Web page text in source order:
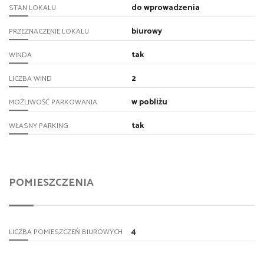
STAN LOKALU do wprowadzenia
PRZEZNACZENIE LOKALU biurowy
WINDA tak
LICZBA WIND 2
MOŻLIWOŚĆ PARKOWANIA w pobliżu
WŁASNY PARKING tak
POMIESZCZENIA
LICZBA POMIESZCZEŃ BIUROWYCH 4